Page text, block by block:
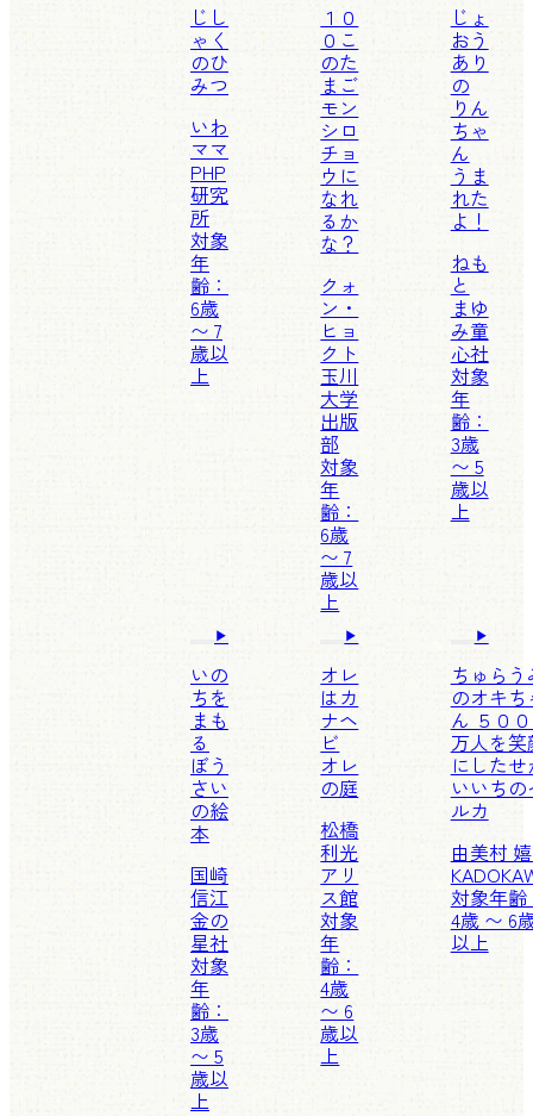
じし
ゃく
のひ
みつ
いわ
ママ
PHP
研究
所
対象
年
齢：
6歳
〜 7
歳以
上
１０
０こ
のた
まご
モン
シロ
チョ
ウに
なれ
るか
な？
クォ
ン・
ヒョ
クト
玉川
大学
出版
部
対象
年
齢：
6歳
〜 7
歳以
上
じょ
おう
あり
の
りん
ちゃ
ん
うま
れた
よ！
ねも
と
まゆ
み童
心社
対象
年
齢：
3歳
〜 5
歳以
上
いの
ちを
まも
る
ぼう
さい
の絵
本
国崎
信江
金の
星社
対象
年
齢：
3歳
〜 5
歳以
上
オレ
はカ
ナヘ
ビ
オレ
の庭
松橋
利光
アリ
ス館
対象
年
齢：
4歳
〜 6
歳以
上
ちゅらう
のオキち
ん ５０
万人を笑
にしたせ
いいちの
ルカ
由美村
対象年齢
4歳 〜 6
以上